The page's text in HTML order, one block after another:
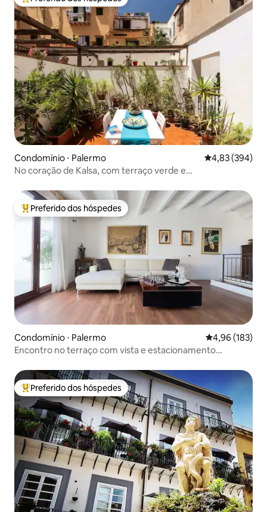
Entre os melhores preferidos dos hóspedes
Condomínio ⋅ Palermo 4,83 de uma
4,83 (394)
No coração de Kalsa, com terraço verde e
Entre os melhores preferidos dos hóspedes
Preferido dos hóspedes
Condomínio ⋅ Palermo 4,96 de uma
4,96 (183)
Encontro no terraço com vista e estacionamento
Entre os melhores preferidos dos hóspedes
Preferido dos hóspedes